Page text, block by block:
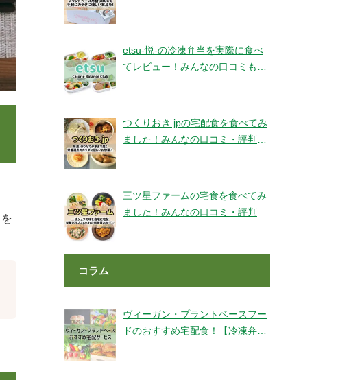
を
etsu-悦-の冷凍弁当を実際に食べ
てレビュー！みんなの口コミもチ
つくりおき.jpの宅配食を食べてみ
ました！みんなの口コミ・評判も
三ツ星ファームの宅食を食べてみ
ました！みんなの口コミ・評判も
コラム
ヴィーガン・プラントベースフー
ドのおすすめ宅配食！【冷凍弁